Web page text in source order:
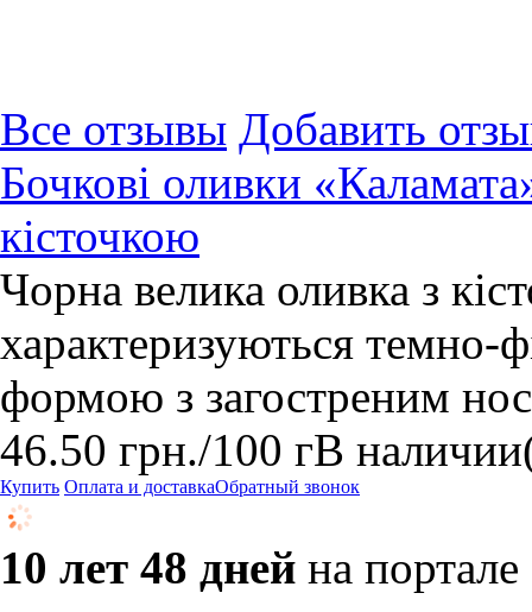
Все отзывы Добавить
Бочкові оливки
кісточкою
Чорна велика оливка з
характеризуються темно-
формою з загостреним
46.50 грн./100 гВ наличии
Купить Оплата и доставкаОбратный звонок
10 лет 48 дней на портале